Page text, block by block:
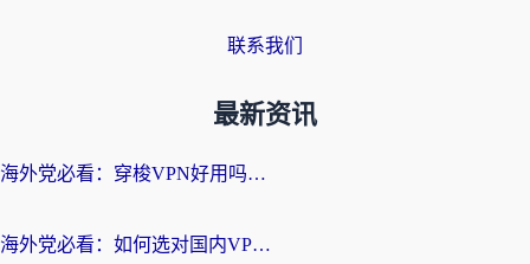
联系我们
最新资讯
海外党必看：穿梭VPN好用吗？和云帆VPN对比哪个回国效果更好？附真实测评+避坑指南
海外党必看：如何选对国内VPN，实现无缝访问国内资源？